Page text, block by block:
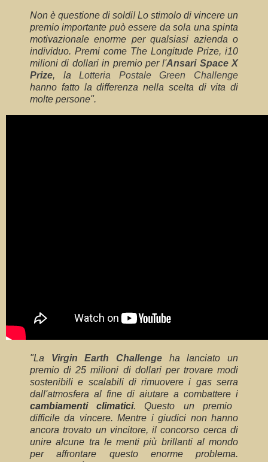
Non è questione di soldi! Lo stimolo di vincere un
premio importante può essere da sola una spinta
motivazionale enorme per qualsiasi azienda o
individuo. Premi come The Longitude Prize, i10
milioni di dollari in premio per l'Ansari Space X
Prize, laLotteria Postale Green Challenge
hanno fatto la differenza nella scelta di vita di
molte persone".
"La Virgin Earth Challenge ha lanciato un
premio di 25 milioni di dollari per trovare modi
sostenibili e scalabili di rimuovere i gas serra
dall'atmosfera al fine di aiutare a combattere i
cambiamenti climatici. Questo un premio
difficile da vincere. Mentre i giudici non hanno
ancora trovato un vincitore, il concorso cerca di
unire alcune tra le menti più brillanti al mondo
per affrontare questo enorme problema.